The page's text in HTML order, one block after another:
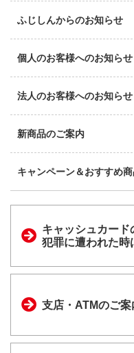
ふじしんからのお知らせ
個人のお客様へのお知らせ
法人のお客様へのお知らせ
新商品のご案内
キャンペーン＆おすすめ
キャッシュカード
犯罪に遭われた時
支店・ATMのご案